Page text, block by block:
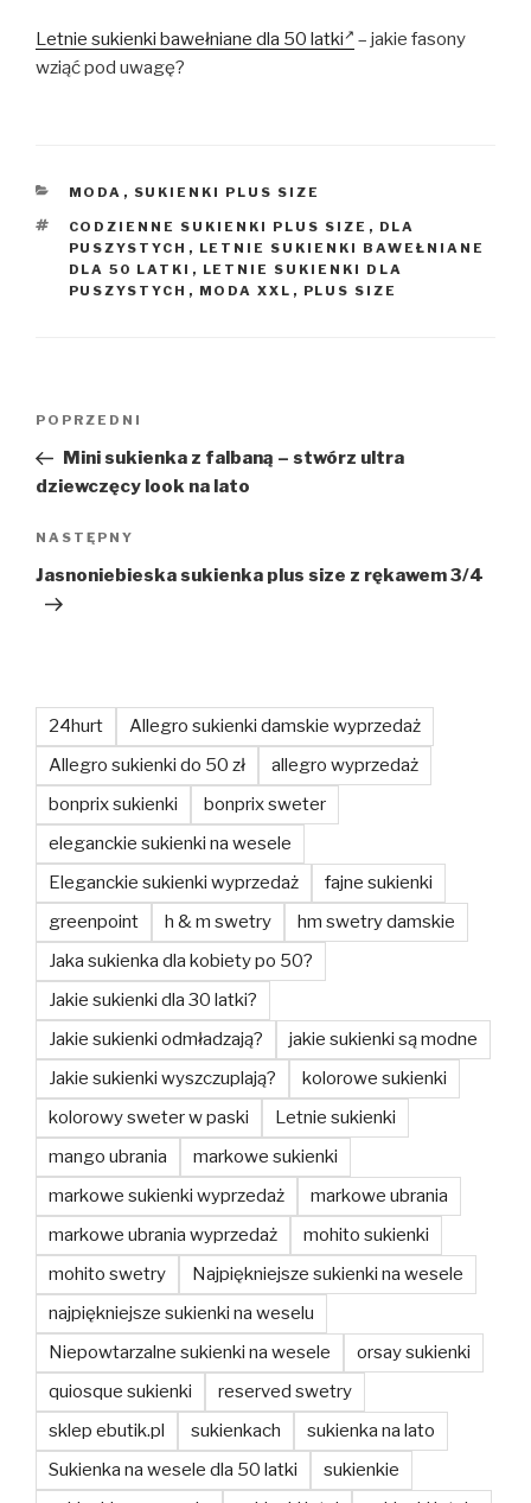
Letnie sukienki bawełniane dla 50 latki
– jakie fasony
wziąć pod uwagę?
KATEGORIE
MODA , SUKIENKI PLUS SIZE
TAGI
CODZIENNE SUKIENKI PLUS SIZE , DLA
PUSZYSTYCH , LETNIE SUKIENKI BAWEŁNIANE
DLA 50 LATKI , LETNIE SUKIENKI DLA
PUSZYSTYCH , MODA XXL , PLUS SIZE
Poprzedni
wpis
POPRZEDNI
Mini sukienka z falbaną – stwórz ultra
dziewczęcy look na lato
Następny
wpis
NASTĘPNY
Jasnoniebieska sukienka plus size z rękawem 3/4
24hurt
Allegro sukienki damskie wyprzedaż
Allegro sukienki do 50 zł
allegro wyprzedaż
bonprix sukienki
bonprix sweter
eleganckie sukienki na wesele
Eleganckie sukienki wyprzedaż
fajne sukienki
greenpoint
h & m swetry
hm swetry damskie
Jaka sukienka dla kobiety po 50?
Jakie sukienki dla 30 latki?
Jakie sukienki odmładzają?
jakie sukienki są modne
Jakie sukienki wyszczuplają?
kolorowe sukienki
kolorowy sweter w paski
Letnie sukienki
mango ubrania
markowe sukienki
markowe sukienki wyprzedaż
markowe ubrania
markowe ubrania wyprzedaż
mohito sukienki
mohito swetry
Najpiękniejsze sukienki na wesele
najpiękniejsze sukienki na weselu
Niepowtarzalne sukienki na wesele
orsay sukienki
quiosque sukienki
reserved swetry
sklep ebutik.pl
sukienkach
sukienka na lato
Sukienka na wesele dla 50 latki
sukienkie